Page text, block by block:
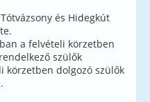
Tótvázsony és Hidegkút
a felvételi körzetben
szülők
körzetben dolgozó szülők